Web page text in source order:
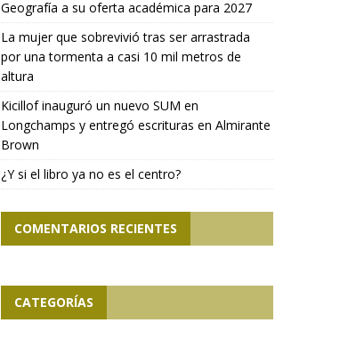
Geografía a su oferta académica para 2027
La mujer que sobrevivió tras ser arrastrada
por una tormenta a casi 10 mil metros de
altura
Kicillof inauguró un nuevo SUM en
Longchamps y entregó escrituras en Almirante
Brown
¿Y si el libro ya no es el centro?
COMENTARIOS RECIENTES
CATEGORÍAS